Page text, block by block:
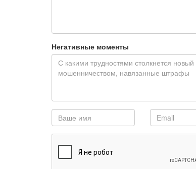
Негативные моменты